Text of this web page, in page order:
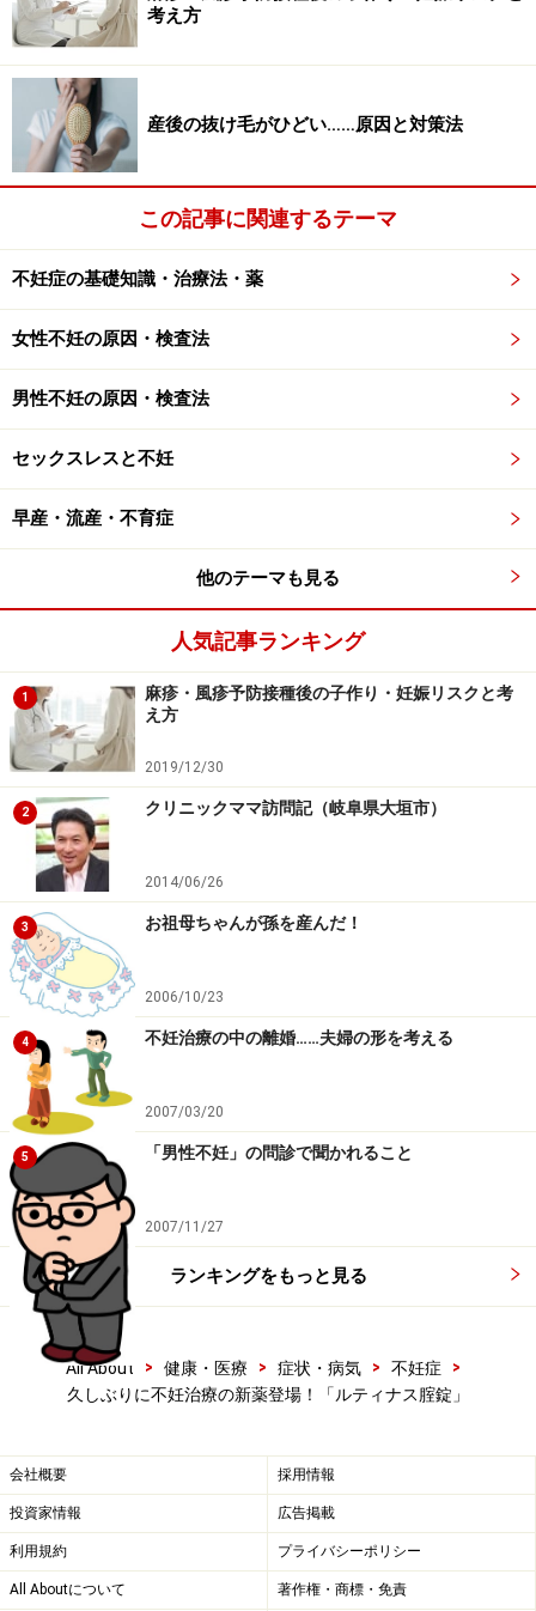
考え方
産後の抜け毛がひどい……原因と対策法
この記事に関連するテーマ
不妊症の基礎知識・治療法・薬
女性不妊の原因・検査法
男性不妊の原因・検査法
セックスレスと不妊
早産・流産・不育症
他のテーマも見る
人気記事ランキング
1
麻疹・風疹予防接種後の子作り・妊娠リスクと考
え方
2019/12/30
2 クリニックママ訪問記（岐阜県大垣市）
2014/06/26
3 お祖母ちゃんが孫を産んだ！
2006/10/23
4 不妊治療の中の離婚……夫婦の形を考える
2007/03/20
5 「男性不妊」の問診で聞かれること
2007/11/27
ランキングをもっと見る
All About > 健康・医療 > 症状・病気 > 不妊症
>
久しぶりに不妊治療の新薬登場！「ルティナス腟錠」
会社概要 採用情報
投資家情報 広告掲載
利用規約 プライバシーポリシー
All Aboutについて 著作権・商標・免責